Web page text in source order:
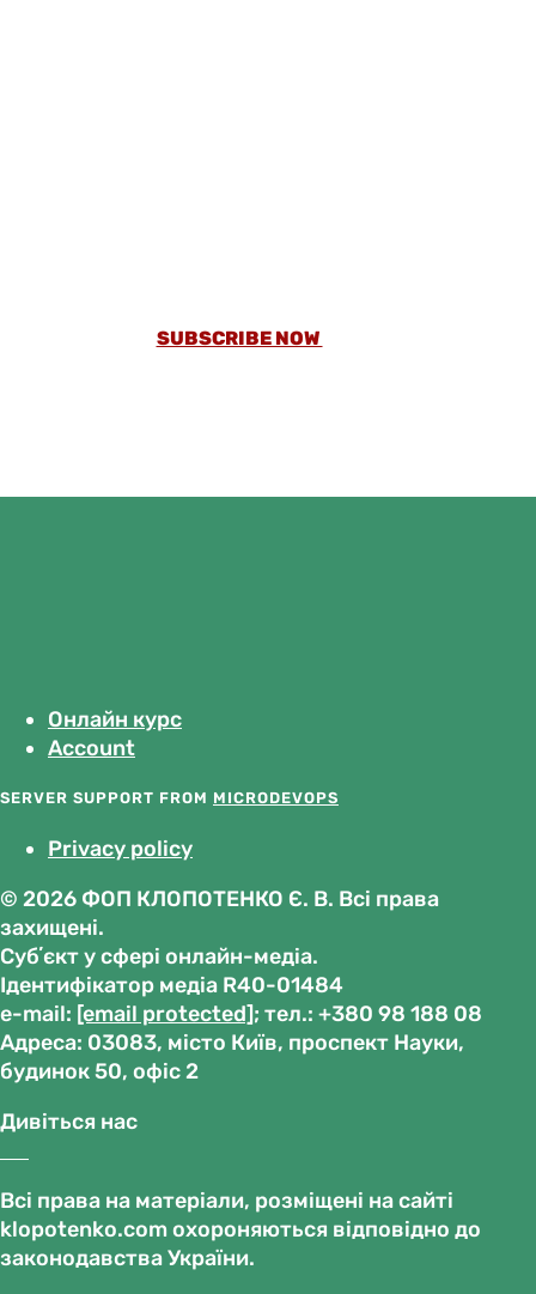
SUBSCRIBE NOW
Онлайн курс
Account
SERVER SUPPORT FROM MICRODEVOPS
Privacy policy
© 2026 ФОП КЛОПОТЕНКО Є. В. Всі права
захищені.
Субʼєкт у сфері онлайн-медіа.
Ідентифікатор медіа R40-01484
е-mail: [email protected]; тел.: +380 98 188 08
Адреса: 03083, місто Київ, проспект Науки,
будинок 50, офіс 2
Дивіться нас
Всі права на матеріали, розміщені на сайті
klopotenko.com охороняються відповідно до
законодавства України.